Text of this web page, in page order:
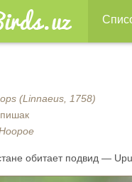
(Linnaeus, 1758)
обитает подвид —